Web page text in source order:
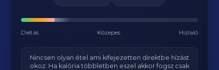
Diétás Közepes Hizlaló
Nincsen olyan étel ami kifejezetten direktbe hízást
okoz. Ha kalória többletben eszel akkor fogsz csak